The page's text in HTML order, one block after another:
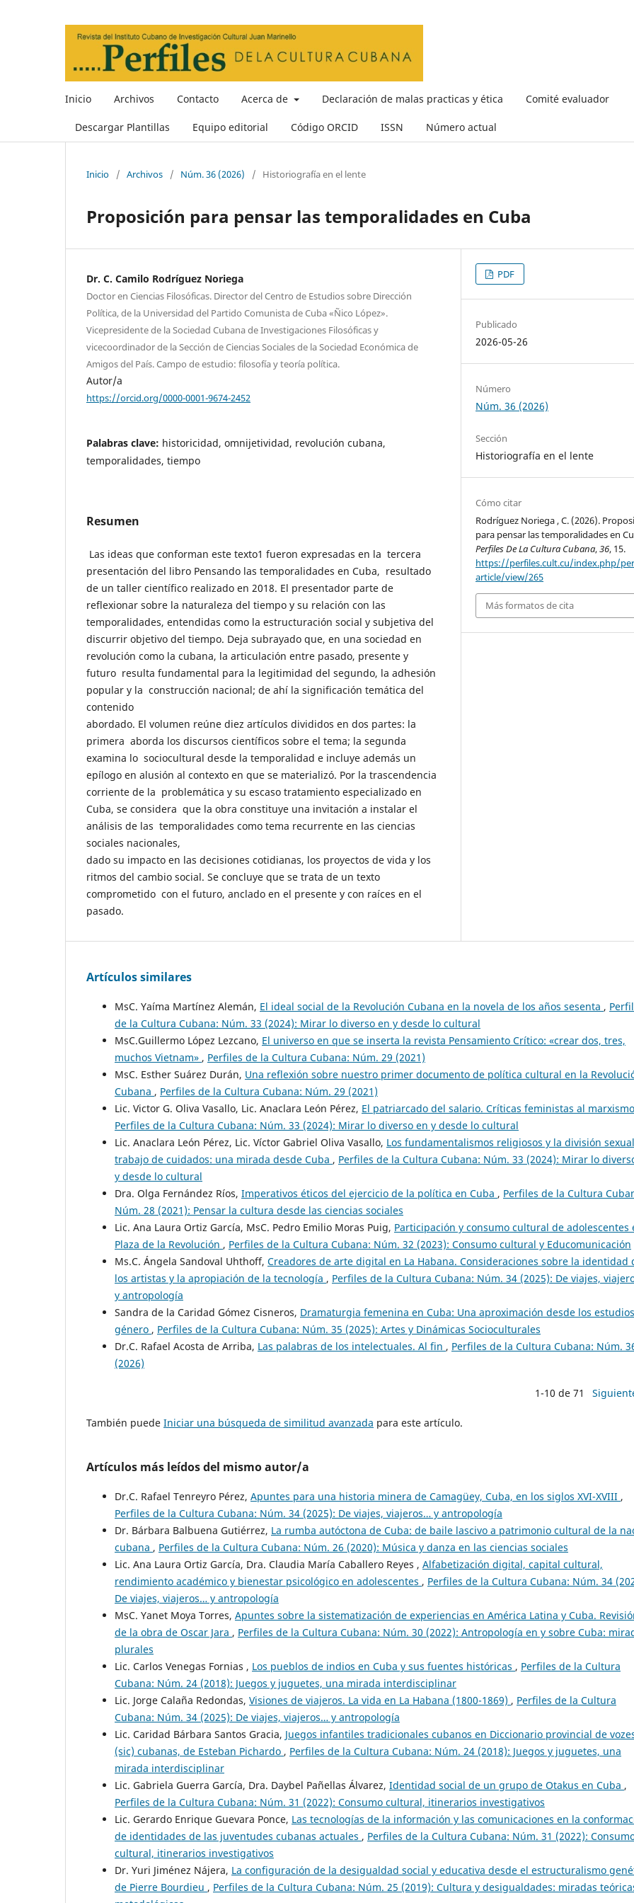
Inicio Archivos Contacto Acerca de Declaración de malas practicas y ética Comité evaluador
Descargar Plantillas Equipo editorial Código ORCID ISSN Número actual
Inicio / Archivos / Núm. 36 (2026) / Historiografía en el lente
Proposición para pensar las temporalidades en Cuba
Dr. C. Camilo Rodríguez Noriega
Doctor en Ciencias Filosóficas. Director del Centro de Estudios sobre Dirección
Política, de la Universidad del Partido Comunista de Cuba «Ñico López».
Vicepresidente de la Sociedad Cubana de Investigaciones Filosóficas y
vicecoordinador de la Sección de Ciencias Sociales de la Sociedad Económica de
Amigos del País. Campo de estudio: filosofía y teoría política.
Autor/a
https://orcid.org/0000-0001-9674-2452
Palabras clave: historicidad, omnijetividad, revolución cubana,
temporalidades, tiempo
Resumen
Las ideas que conforman este texto1 fueron expresadas en la tercera
presentación del libro Pensando las temporalidades en Cuba, resultado
de un taller científico realizado en 2018. El presentador parte de
reflexionar sobre la naturaleza del tiempo y su relación con las
temporalidades, entendidas como la estructuración social y subjetiva del
discurrir objetivo del tiempo. Deja subrayado que, en una sociedad en
revolución como la cubana, la articulación entre pasado, presente y
futuro resulta fundamental para la legitimidad del segundo, la adhesión
popular y la construcción nacional; de ahí la significación temática del
contenido
abordado. El volumen reúne diez artículos divididos en dos partes: la
primera aborda los discursos científicos sobre el tema; la segunda
examina lo sociocultural desde la temporalidad e incluye además un
epílogo en alusión al contexto en que se materializó. Por la trascendencia
corriente de la problemática y su escaso tratamiento especializado en
Cuba, se considera que la obra constituye una invitación a instalar el
análisis de las temporalidades como tema recurrente en las ciencias
sociales nacionales,
dado su impacto en las decisiones cotidianas, los proyectos de vida y los
ritmos del cambio social. Se concluye que se trata de un texto
comprometido con el futuro, anclado en el presente y con raíces en el
pasado.
PDF
Publicado
2026-05-26
Número
Núm. 36 (2026)
Sección
Historiografía en el lente
Cómo citar
Rodríguez Noriega , C. (2026).
para pensar las temporalidades en
Perfiles De La Cultura Cubana,36, 15.
https://perfiles.cult.cu/index.php/
article/view/265
Más formatos de cita
Artículos similares
MsC. Yaíma Martínez Alemán, El ideal social de la Revolución Cubana en la novela de los años sesenta ,
de la Cultura Cubana: Núm. 33 (2024): Mirar lo diverso en y desde lo cultural
MsC.Guillermo López Lezcano, El universo en que se inserta la revista Pensamiento Crítico: «crear dos, tres,
muchos Vietnam» , Perfiles de la Cultura Cubana: Núm. 29 (2021)
MsC. Esther Suárez Durán, Una reflexión sobre nuestro primer documento de política cultural en la
Cubana , Perfiles de la Cultura Cubana: Núm. 29 (2021)
Lic. Victor G. Oliva Vasallo, Lic. Anaclara León Pérez, El patriarcado del salario. Críticas feministas al marxismo
Perfiles de la Cultura Cubana: Núm. 33 (2024): Mirar lo diverso en y desde lo cultural
Lic. Anaclara León Pérez, Lic. Víctor Gabriel Oliva Vasallo, Los fundamentalismos religiosos y la división
trabajo de cuidados: una mirada desde Cuba , Perfiles de la Cultura Cubana: Núm. 33 (2024): Mirar lo
y desde lo cultural
Dra. Olga Fernández Ríos, Imperativos éticos del ejercicio de la política en Cuba , Perfiles de la Cultura
Núm. 28 (2021): Pensar la cultura desde las ciencias sociales
Lic. Ana Laura Ortiz García, MsC. Pedro Emilio Moras Puig, Participación y consumo cultural de adolescentes
Plaza de la Revolución , Perfiles de la Cultura Cubana: Núm. 32 (2023): Consumo cultural y Educomunicación
Ms.C. Ángela Sandoval Uhthoff, Creadores de arte digital en La Habana. Consideraciones sobre la identidad
los artistas y la apropiación de la tecnología , Perfiles de la Cultura Cubana: Núm. 34 (2025): De viajes,
y antropología
Sandra de la Caridad Gómez Cisneros, Dramaturgia femenina en Cuba: Una aproximación desde los
género , Perfiles de la Cultura Cubana: Núm. 35 (2025): Artes y Dinámicas Socioculturales
Dr.C. Rafael Acosta de Arriba, Las palabras de los intelectuales. Al fin , Perfiles de la Cultura Cubana: Núm.
(2026)
1-10 de 71
También puede Iniciar una búsqueda de similitud avanzada para este artículo.
Artículos más leídos del mismo autor/a
Dr.C. Rafael Tenreyro Pérez, Apuntes para una historia minera de Camagüey, Cuba, en los siglos XVI-XVIII ,
Perfiles de la Cultura Cubana: Núm. 34 (2025): De viajes, viajeros… y antropología
Dr. Bárbara Balbuena Gutiérrez, La rumba autóctona de Cuba: de baile lascivo a patrimonio cultural de la
cubana , Perfiles de la Cultura Cubana: Núm. 26 (2020): Música y danza en las ciencias sociales
Lic. Ana Laura Ortiz García, Dra. Claudia María Caballero Reyes , Alfabetización digital, capital cultural,
rendimiento académico y bienestar psicológico en adolescentes , Perfiles de la Cultura Cubana: Núm. 34
De viajes, viajeros… y antropología
MsC. Yanet Moya Torres, Apuntes sobre la sistematización de experiencias en América Latina y Cuba.
de la obra de Oscar Jara , Perfiles de la Cultura Cubana: Núm. 30 (2022): Antropología en y sobre Cuba:
plurales
Lic. Carlos Venegas Fornias , Los pueblos de indios en Cuba y sus fuentes históricas , Perfiles de la Cultura
Cubana: Núm. 24 (2018): Juegos y juguetes, una mirada interdisciplinar
Lic. Jorge Calaña Redondas, Visiones de viajeros. La vida en La Habana (1800-1869) , Perfiles de la Cultura
Cubana: Núm. 34 (2025): De viajes, viajeros… y antropología
Lic. Caridad Bárbara Santos Gracia, Juegos infantiles tradicionales cubanos en Diccionario provincial de
(sic) cubanas, de Esteban Pichardo , Perfiles de la Cultura Cubana: Núm. 24 (2018): Juegos y juguetes, una
mirada interdisciplinar
Lic. Gabriela Guerra García, Dra. Daybel Pañellas Álvarez, Identidad social de un grupo de Otakus en Cuba ,
Perfiles de la Cultura Cubana: Núm. 31 (2022): Consumo cultural, itinerarios investigativos
Lic. Gerardo Enrique Guevara Ponce, Las tecnologías de la información y las comunicaciones en la
de identidades de las juventudes cubanas actuales , Perfiles de la Cultura Cubana: Núm. 31 (2022):
cultural, itinerarios investigativos
Dr. Yuri Jiménez Nájera, La configuración de la desigualdad social y educativa desde el estructuralismo
de Pierre Bourdieu , Perfiles de la Cultura Cubana: Núm. 25 (2019): Cultura y desigualdades: miradas